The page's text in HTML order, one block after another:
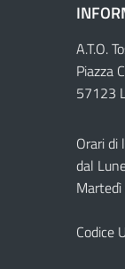
A.T.O.
Piazza
57123
Orari di
dal
Codice